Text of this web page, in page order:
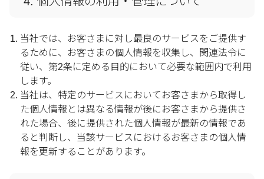
当社では、お客さまに対し最良のサービスをご提供す
るために、お客さまの個人情報を収集し、関連法令に
従い、第2条に定める目的において必要な範囲内で利用
します。
当社は、特定のサービスにおいてお客さまから取得し
た個人情報とは異なる情報が後にお客さまから提供さ
れた場合、後に提供された個人情報が最新の情報であ
ると判断し、当該サービスにおけるお客さまの個人情
報を更新することがあります。